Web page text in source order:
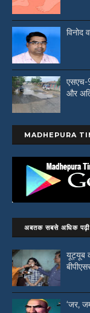
विनोद
एसएच-
और
MADHEPURA
अबतक सबसे अधिक पढ़ी
यूट्यूब
‘जर,